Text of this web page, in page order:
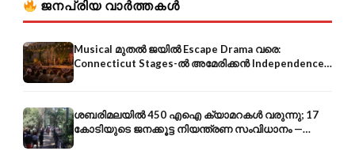
ജനപ്രിയ വാർത്തകൾ
Musical മുതൽ ജയിൽ Escape Drama വരെ:
Connecticut Stages-ൽ അമേരിക്കൻ Independence-
ന്റെ 250-ആം വാർഷികം
ശബരിമലയിൽ 450 എഐ ക്യാമറകൾ വരുന്നു; 17
കോടിയുടെ ജനക്കൂട്ട നിയന്ത്രണ സംവിധാനം —
എരുമേലി മുതൽ പമ്പ വരെ